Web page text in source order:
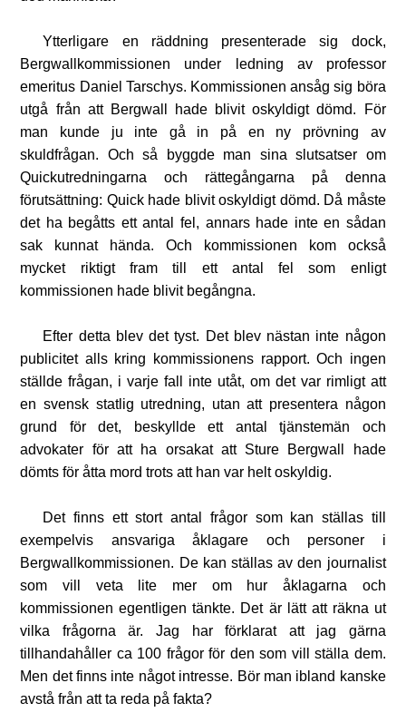
Ytterligare en räddning presenterade sig dock,
Bergwallkommissionen under ledning av professor
emeritus Daniel Tarschys. Kommissionen ansåg sig böra
utgå från att Bergwall hade blivit oskyldigt dömd. För
man kunde ju inte gå in på en ny prövning av
skuldfrågan. Och så byggde man sina slutsatser om
Quickutredningarna och rättegångarna på denna
förutsättning: Quick hade blivit oskyldigt dömd. Då måste
det ha begåtts ett antal fel, annars hade inte en sådan
sak kunnat hända. Och kommissionen kom också
mycket riktigt fram till ett antal fel som enligt
kommissionen hade blivit begångna.
Efter detta blev det tyst. Det blev nästan inte någon
publicitet alls kring kommissionens rapport. Och ingen
ställde frågan, i varje fall inte utåt, om det var rimligt att
en svensk statlig utredning, utan att presentera någon
grund för det, beskyllde ett antal tjänstemän och
advokater för att ha orsakat att Sture Bergwall hade
dömts för åtta mord trots att han var helt oskyldig.
Det finns ett stort antal frågor som kan ställas till
exempelvis ansvariga åklagare och personer i
Bergwallkommissionen. De kan ställas av den journalist
som vill veta lite mer om hur åklagarna och
kommissionen egentligen tänkte. Det är lätt att räkna ut
vilka frågorna är. Jag har förklarat att jag gärna
tillhandahåller ca 100 frågor för den som vill ställa dem.
Men det finns inte något intresse. Bör man ibland kanske
avstå från att ta reda på fakta?